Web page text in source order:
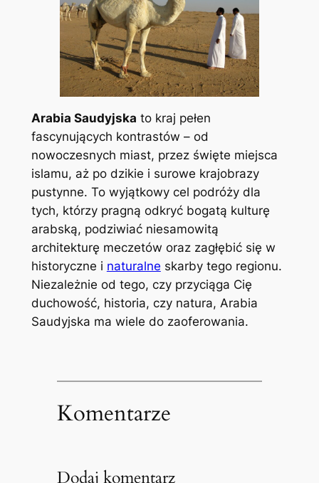
Arabia Saudyjska to kraj pełen
fascynujących kontrastów – od
nowoczesnych miast, przez święte miejsca
islamu, aż po dzikie i surowe krajobrazy
pustynne. To wyjątkowy cel podróży dla
tych, którzy pragną odkryć bogatą kulturę
arabską, podziwiać niesamowitą
architekturę meczetów oraz zagłębić się w
historyczne i naturalne skarby tego regionu.
Niezależnie od tego, czy przyciąga Cię
duchowość, historia, czy natura, Arabia
Saudyjska ma wiele do zaoferowania.
Komentarze
Dodaj komentarz